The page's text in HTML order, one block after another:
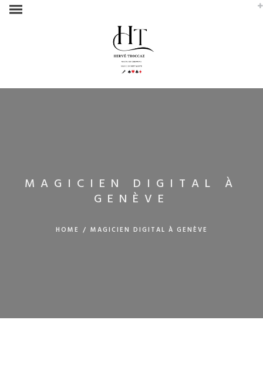
MAGICIEN DIGITAL À
GENÈVE
HOME / MAGICIEN DIGITAL À GENÈVE